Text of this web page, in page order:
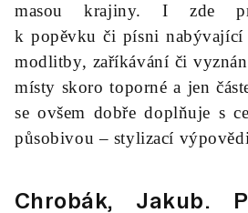
masou krajiny. I zde
k popěvku či písni nabývající
modlitby, zaříkávání či
místy skoro toporné a jen
se ovšem dobře doplňuje s
působivou – stylizací
Chrobák, Jakub.